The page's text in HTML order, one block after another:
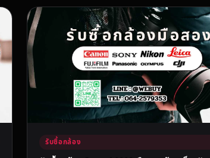
รับซื้อกล้อง